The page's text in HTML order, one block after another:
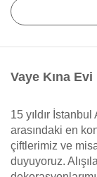
Vaye Kına Evi
15 yıldır
arasındaki en
çiftlerimiz ve
duyuyoruz.